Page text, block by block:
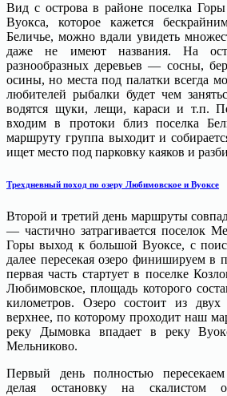
Вид с острова в районе поселка Горы
Вуокса, которое кажется
Беличье, можно вдали увидеть
даже не имеют названия. На
разнообразных деревьев — сосны,
осины, но места под палатки всегда
любителей рыбалки будет чем
водятся щуки, лещи, караси и т.п.
входим в протоки близ поселка
маршруту группа выходит и
ищет место под парковку каяков и
Трехдневный поход по озеру Любимовское и Вуоксе
Второй и третий день маршруты
— частично затрагивается поселок
Горы выход к большой Вуоксе, с
далее пересекая озеро финишируем в
первая часть стартует в поселке
Любимовское, площадь которого
километров. Озеро состоит из
верхнее, по которому проходит наш
реку Дымовка впадает в реку
Мельниково.
Первый день полностью
делая остановку на скалистом